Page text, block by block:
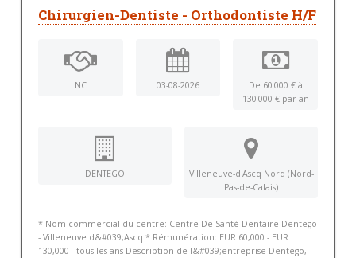
Chirurgien-Dentiste - Orthodontiste H/F
NC 03-08-2026
De 60 000 € à
130 000 € par an
DENTEGO
Villeneuve-d'Ascq Nord (Nord-
Pas-de-Calais)
* Nom commercial du centre: Centre De Santé Dentaire Dentego
- Villeneuve d&#039;Ascq * Rémunération: EUR 60,000 - EUR
130,000 - tous les ans Description de l&#039;entreprise Dentego,